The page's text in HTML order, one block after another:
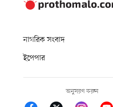
নাগরিক সংবাদ
ইপেপার
অনুসরণ করুন